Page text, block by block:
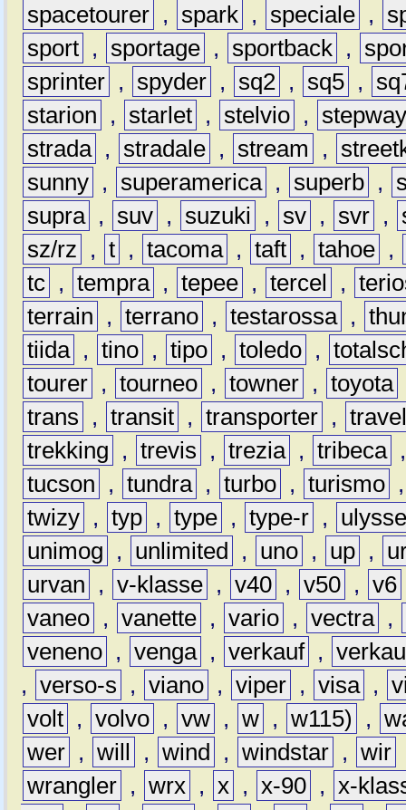
spacetourer , spark , speciale ,
sport , sportage , sportback ,
sprinter , spyder , sq2 , sq5 ,
starion
, starlet , stelvio ,
strada , stradale , stream ,
sunny , superamerica , superb ,
supra , suv , suzuki , sv , svr ,
sz/rz
, t , tacoma , taft , tahoe ,
tc , tempra , tepee , tercel ,
terrain
, terrano , testarossa ,
tiida , tino , tipo , toledo ,
tourer , tourneo , towner , toyota
trans
, transit , transporter ,
trekking
, trevis , trezia , tribeca
tucson
, tundra , turbo , turismo
twizy , typ , type , type-r ,
unimog
, unlimited , uno , up ,
urvan
, v-klasse , v40 , v50 , v6
vaneo , vanette , vario , vectra ,
veneno , venga , verkauf ,
, verso-s , viano , viper , visa ,
volt , volvo , vw , w , w115) ,
wer , will , wind , windstar , wir
wrangler , wrx , x , x-90 , x-